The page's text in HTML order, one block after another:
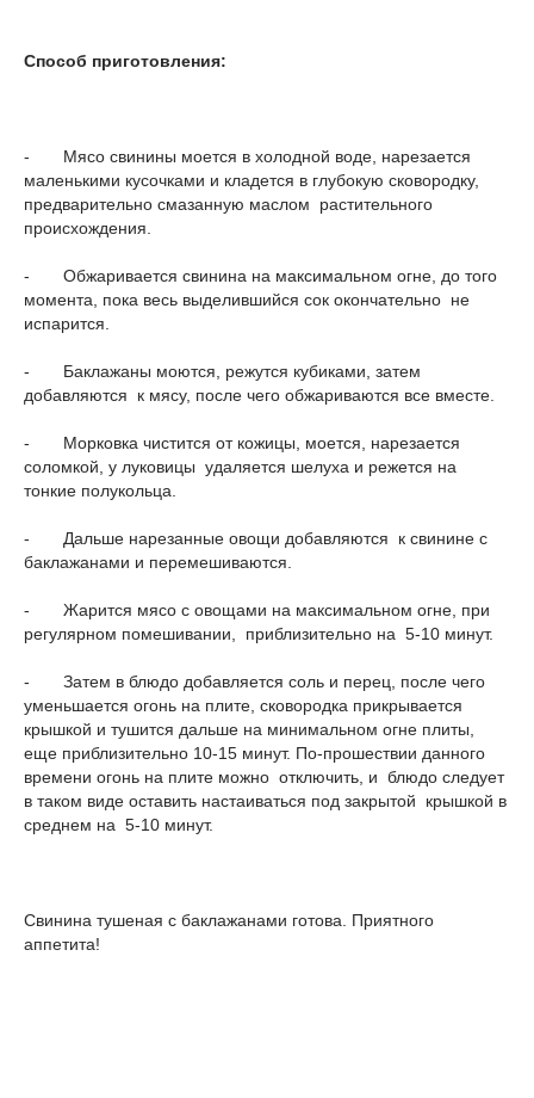
Способ приготовления:
- Мясо свинины моется в холодной воде, нарезается
маленькими кусочками и кладется в глубокую сковородку,
предварительно смазанную маслом растительного
происхождения.
- Обжаривается свинина на максимальном огне, до того
момента, пока весь выделившийся сок окончательно не
испарится.
- Баклажаны моются, режутся кубиками, затем
добавляются к мясу, после чего обжариваются все вместе.
- Морковка чистится от кожицы, моется, нарезается
соломкой, у луковицы удаляется шелуха и режется на
тонкие полукольца.
- Дальше нарезанные овощи добавляются к свинине с
баклажанами и перемешиваются.
- Жарится мясо с овощами на максимальном огне, при
регулярном помешивании, приблизительно на 5-10 минут.
- Затем в блюдо добавляется соль и перец, после чего
уменьшается огонь на плите, сковородка прикрывается
крышкой и тушится дальше на минимальном огне плиты,
еще приблизительно 10-15 минут. По-прошествии данного
времени огонь на плите можно отключить, и блюдо следует
в таком виде оставить настаиваться под закрытой крышкой в
среднем на 5-10 минут.
Свинина тушеная с баклажанами готова. Приятного
аппетита!